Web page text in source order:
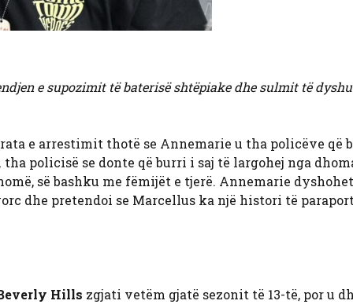
e supozimit të baterisë shtëpiake dhe sulmit të
e arrestimit thotë se Annemarie u tha policëve që
policisë se donte që burri i saj të largohej nga
së bashku me fëmijët e tjerë. Annemarie
dhe pretendoi se Marcellus ka një histori të
Hills zgjati vetëm gjatë sezonit të 13-të, por u